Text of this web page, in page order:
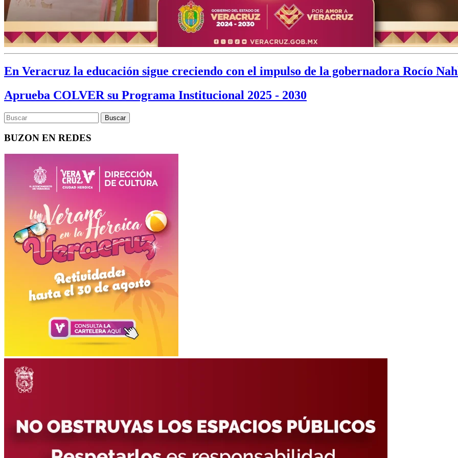
En Veracruz la educación sigue creciendo con el impulso de la gobernadora Rocío
Aprueba COLVER su Programa Institucional 2025 - 2030
BUZON EN REDES